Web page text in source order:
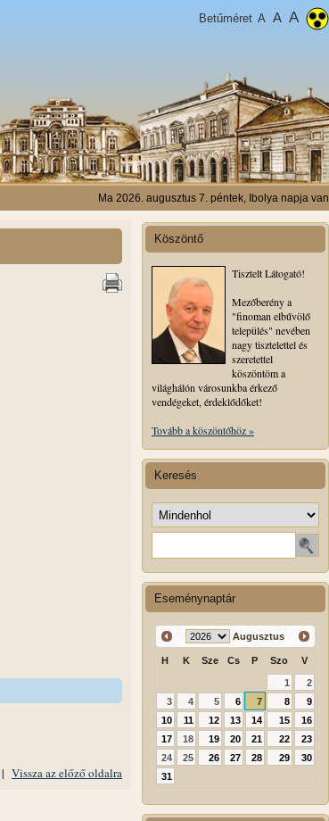
Betűméret A A A
Ma 2026. augusztus 7. péntek, Ibolya napja van
| Vissza az előző oldalra
Köszöntő
Tisztelt Látogató!
Mezőberény a
"finoman elbűvölő
település" nevében
nagy tisztelettel és
szeretettel
köszöntöm a
világhálón városunkba érkező
vendégeket, érdeklődőket!
Tovább a köszöntőhöz »
Keresés
Keresés helye
Eseménynaptár
Augusztus
H K Sze Cs P Szo V
1
2
3
4 5 6 7 8
9
10
11 12 13 14 15
16
17
18 19 20 21 22
23
24
25 26 27 28 29
30
31